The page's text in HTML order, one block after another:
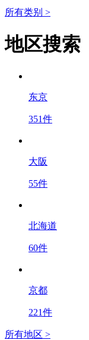
所有类别 >
地区搜索
东京
351件
大阪
55件
北海道
60件
京都
221件
所有地区 >